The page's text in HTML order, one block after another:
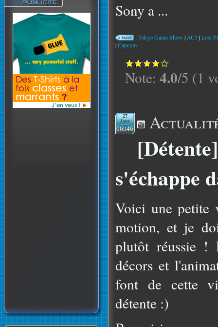
Sony a ...
:Tokyo Game Show | AC3 |Lost
|Capcom
Note: 4.0/5 (1
27
Janv
06h46
s'échappe
Voici une petite
motion, et je
plutôt réussie !
décors et
font de cette
détente :)